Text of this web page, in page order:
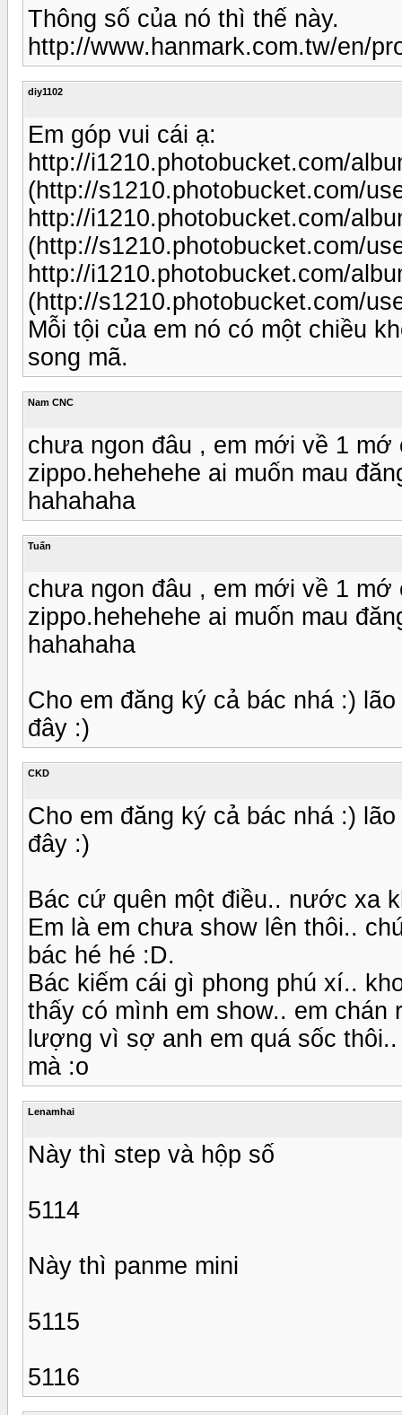
Thông số của nó thì thế này.
http://www.hanmark.com.tw/en/
diy1102
Em góp vui cái ạ:
http://i1210.photobucket.com/
(http://s1210.photobucket.com/
http://i1210.photobucket.com/
(http://s1210.photobucket.com/
http://i1210.photobucket.com/
(http://s1210.photobucket.com/
Mỗi tội của em nó có một chiều
song mã.
Nam CNC
chưa ngon đâu , em mới về 1 mớ
zippo.hehehehe ai muốn mau
hahahaha
Tuấn
chưa ngon đâu , em mới về 1 mớ
zippo.hehehehe ai muốn mau
hahahaha
Cho em đăng ký cả bác nhá :)
đây :)
CKD
Cho em đăng ký cả bác nhá :)
đây :)
Bác cứ quên một điều.. nước xa
Em là em chưa show lên thôi..
bác hé hé :D.
Bác kiếm cái gì phong phú xí..
thấy có mình em show.. em chán
lượng vì sợ anh em quá sốc
mà :o
Lenamhai
Này thì step và hộp số
5114
Này thì panme mini
5115
5116